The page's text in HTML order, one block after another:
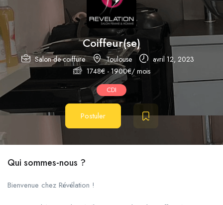
Coiffeur(se)
Salon de coiffure Toulouse
avril 12, 2023
1748€-1900€/ mois
CDI
Postuler
Qui sommes-nous ?
Bienvenue chez Révélation !